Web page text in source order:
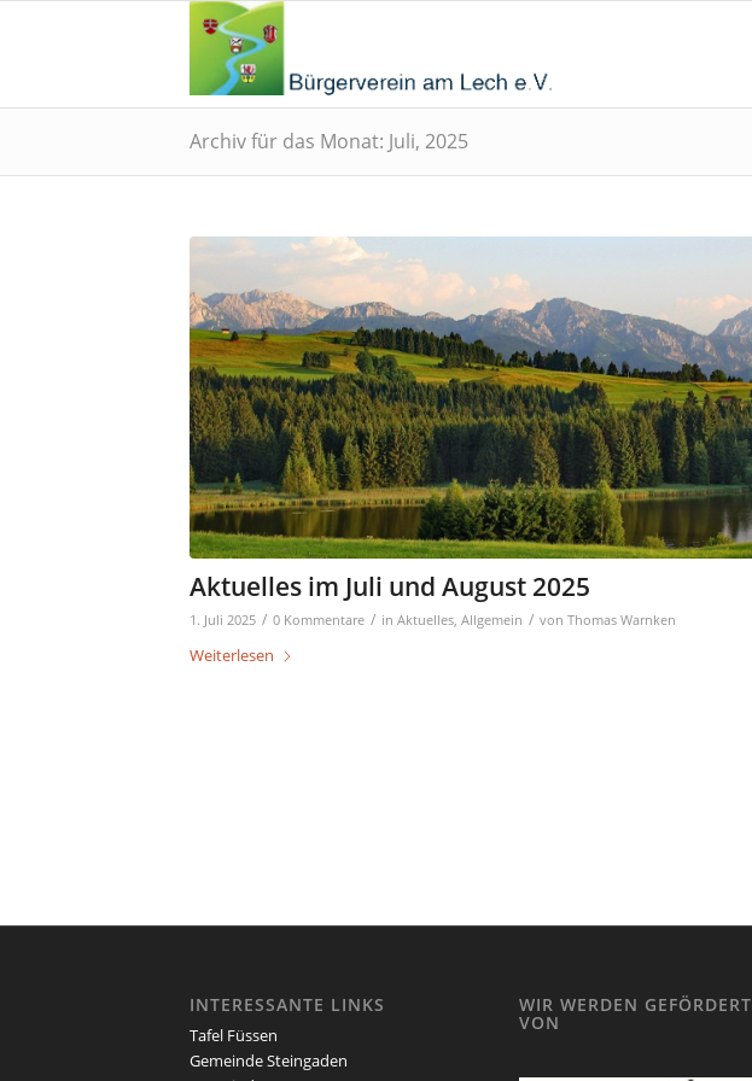
Archiv für das Monat: Juli, 2025
Aktuelles im Juli und August 2025
1. Juli 2025 / 0 Kommentare / in Aktuelles Allgemein / von Thomas Warnken
Weiterlesen
INTERESSANTE LINKS
Tafel Füssen
Gemeinde Steingaden
WIR WERDEN GEFÖRDERT
VON